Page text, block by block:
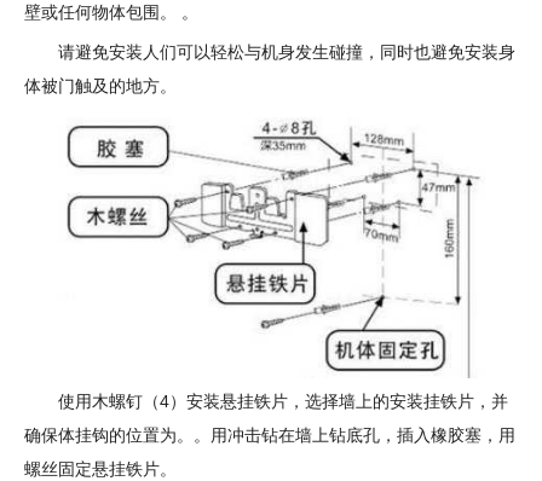
壁或任何物体包围。 。
请避免安装人们可以轻松与机身发生碰撞，同时也避免安装身
体被门触及的地方。
使用木螺钉（4）安装悬挂铁片，选择墙上的安装挂铁片，并
确保体挂钩的位置为。。用冲击钻在墙上钻底孔，插入橡胶塞，用
螺丝固定悬挂铁片。